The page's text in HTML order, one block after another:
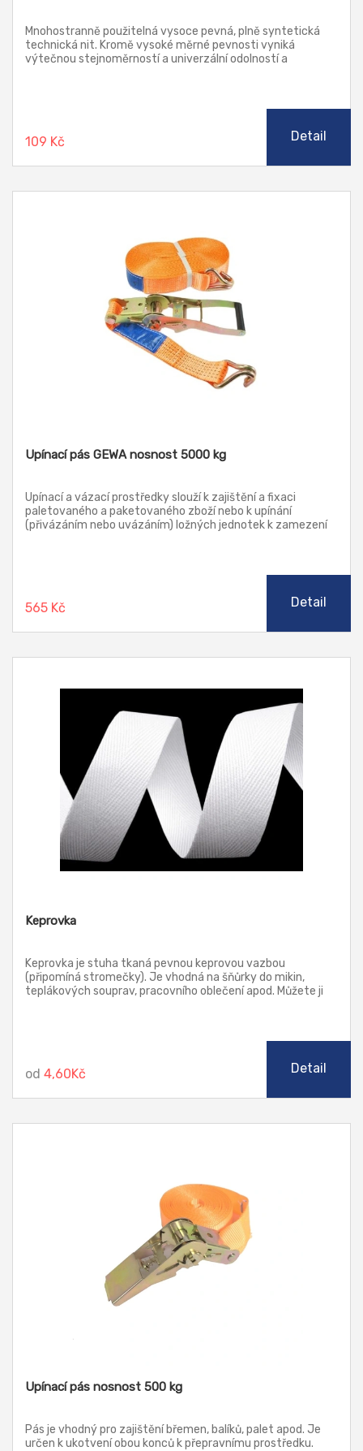
Mnohostranně použitelná vysoce pevná, plně syntetická
technická nit. Kromě vysoké měrné pevnosti vyniká
výtečnou stejnoměrností a univerzální odolností a
doúprava zabezpečuje bezproblémové šití i v náročných
podmínkách při vyšších rychlostech. Nit nemá sklon ke
109 Kč Detail
Upínací pás GEWA nosnost 5000 kg
Upínací a vázací prostředky slouží k zajištění a fixaci
paletovaného a paketovaného zboží nebo k upínání
(přivázáním nebo uvázáním) ložných jednotek k zamezení
565 Kč Detail
Keprovka
Keprovka je stuha tkaná pevnou keprovou vazbou
(připomíná stromečky). Je vhodná na šňůrky do mikin,
teplákových souprav, pracovního oblečení apod. Můžete ji
od 4,60Kč Detail
Upínací pás nosnost 500 kg
Pás je vhodný pro zajištění břemen, balíků, palet apod. Je
určen k ukotvení obou konců k přepravnímu prostředku.